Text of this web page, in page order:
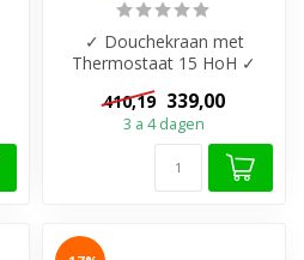
✓ Douchekraan met
Thermostaat 15 HoH ✓
Cool-touch ✓ Beschikbaar
in 7 kleuren ✓ M...
410,19 339,00
3 a 4 dagen